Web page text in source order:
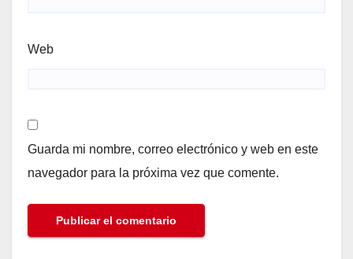
Web
Guarda mi nombre, correo electrónico y web en este
navegador para la próxima vez que comente.